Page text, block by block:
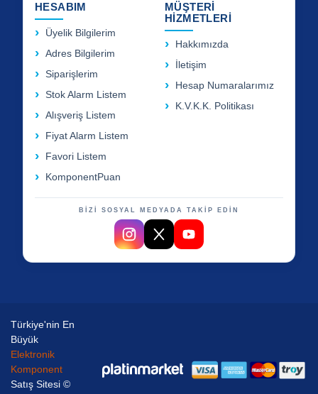
HESABIM
Üyelik Bilgilerim
Adres Bilgilerim
Siparişlerim
Stok Alarm Listem
Alışveriş Listem
Fiyat Alarm Listem
Favori Listem
KomponentPuan
MÜŞTERİ
HİZMETLERİ
Hakkımızda
İletişim
Hesap Numaralarımız
K.V.K.K. Politikası
BİZİ SOSYAL MEDYADA TAKİP EDİN
Türkiye'nin En
Büyük
Elektronik
Komponent
Satış Sitesi ©